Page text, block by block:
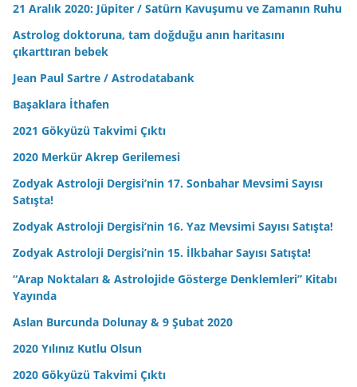
21 Aralık 2020: Jüpiter / Satürn Kavuşumu ve Zamanın Ruhu
Astrolog doktoruna, tam doğduğu anın haritasını
çıkarttıran bebek
Jean Paul Sartre / Astrodatabank
Başaklara İthafen
2021 Gökyüzü Takvimi Çıktı
2020 Merkür Akrep Gerilemesi
Zodyak Astroloji Dergisi’nin 17. Sonbahar Mevsimi Sayısı
Satışta!
Zodyak Astroloji Dergisi’nin 16. Yaz Mevsimi Sayısı Satışta!
Zodyak Astroloji Dergisi’nin 15. İlkbahar Sayısı Satışta!
“Arap Noktaları & Astrolojide Gösterge Denklemleri” Kitabı
Yayında
Aslan Burcunda Dolunay & 9 Şubat 2020
2020 Yılınız Kutlu Olsun
2020 Gökyüzü Takvimi Çıktı